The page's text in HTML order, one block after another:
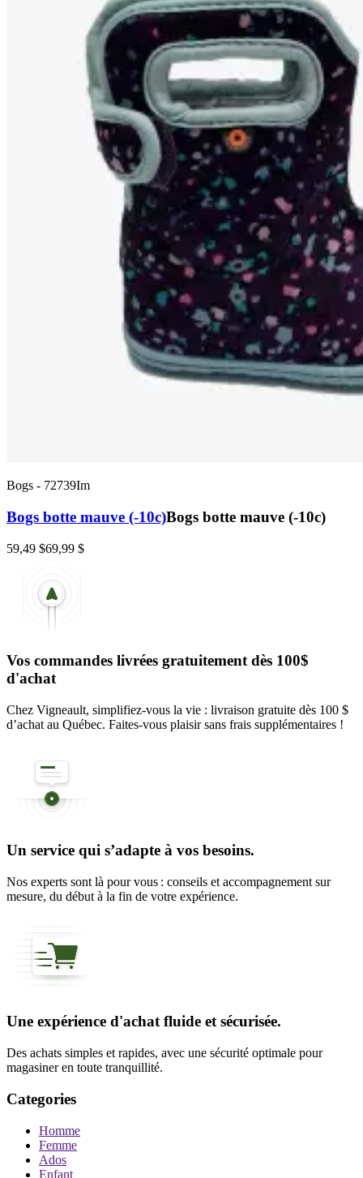
Bogs - 72739Im
Bogs botte mauve (-10c)Bogs botte mauve (-10c)
59,49 $69,99 $
Vos commandes livrées gratuitement dès 100$
d'achat
Chez Vigneault, simplifiez-vous la vie : livraison gratuite dès 100 $
d’achat au Québec. Faites-vous plaisir sans frais supplémentaires !
Un service qui s’adapte à vos besoins.
Nos experts sont là pour vous : conseils et accompagnement sur
mesure, du début à la fin de votre expérience.
Une expérience d'achat fluide et sécurisée.
Des achats simples et rapides, avec une sécurité optimale pour
magasiner en toute tranquillité.
Categories
Homme
Femme
Ados
Enfant